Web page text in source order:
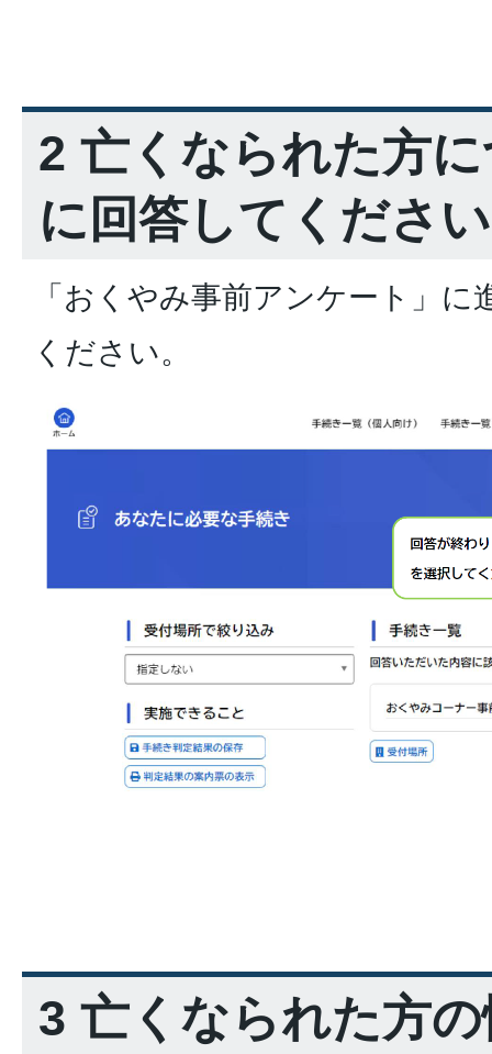
2 亡くなられた方
に回答してください
「おくやみ事前アンケート」
ください。
3 亡くなられた方